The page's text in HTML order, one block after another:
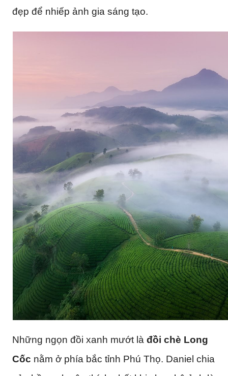
đẹp để nhiếp ảnh gia sáng tạo.
Những ngọn đồi xanh mướt là đồi chè Long
Cốc nằm ở phía bắc tỉnh Phú Thọ. Daniel chia